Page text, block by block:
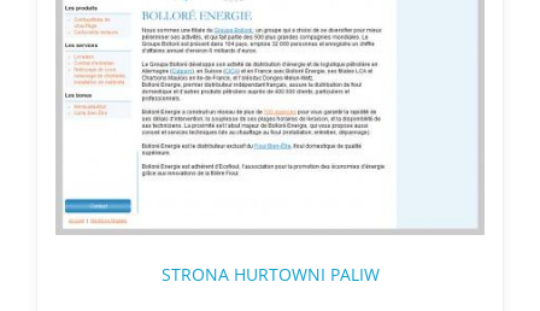
STRONA HURTOWNI PALIW